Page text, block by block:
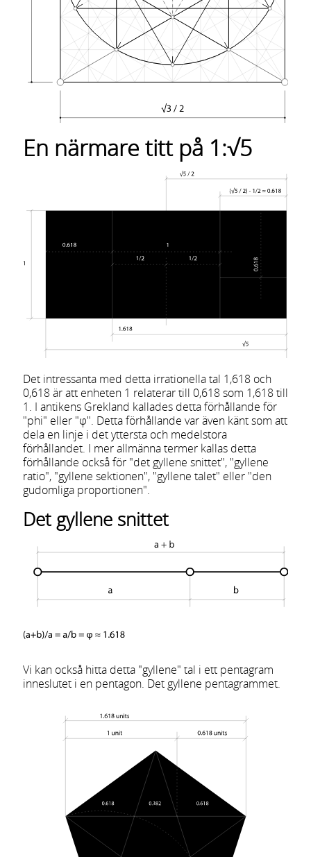
En närmare titt på 1:√5
Det intressanta med detta irrationella tal 1,618 och
0,618 är att enheten 1 relaterar till 0,618 som 1,618 till
1. I antikens Grekland kallades detta förhållande för
"phi" eller "φ". Detta förhållande var även känt som att
dela en linje i det yttersta och medelstora
förhållandet. I mer allmänna termer kallas detta
förhållande också för "det gyllene snittet", "gyllene
ratio", "gyllene sektionen", "gyllene talet" eller "den
gudomliga proportionen".
Det gyllene snittet
Vi kan också hitta detta "gyllene" tal i ett pentagram
inneslutet i en pentagon. Det gyllene pentagrammet.